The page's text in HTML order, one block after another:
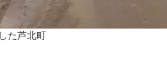
た芦北町